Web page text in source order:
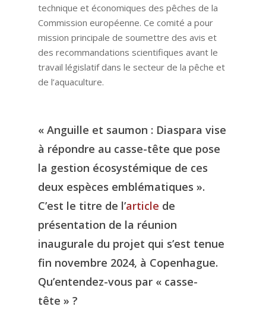
technique et économiques des pêches de la
Commission européenne. Ce comité a pour
mission principale de soumettre des avis et
des recommandations scientifiques avant le
travail législatif dans le secteur de la pêche et
de l’aquaculture.
« Anguille et saumon : Diaspara vise
à répondre au casse-tête que pose
la gestion écosystémique de ces
deux espèces emblématiques ».
C’est le titre de l’article de
présentation de la réunion
inaugurale du projet qui s’est tenue
fin novembre 2024, à Copenhague.
Qu’entendez-vous par « casse-
tête » ?